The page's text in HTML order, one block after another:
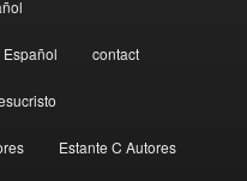
contact
Estante C Autores